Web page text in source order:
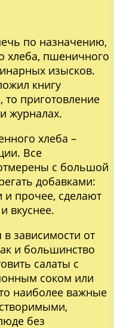
по назначению,
хлеба, пшеничного
изысков.
книгу
то приготовление
журналах.
хлеба –
Все
с большой
добавками:
и прочее, сделают
вкуснее.
в зависимости от
и большинство
салаты с
соком или
наиболее важные
без